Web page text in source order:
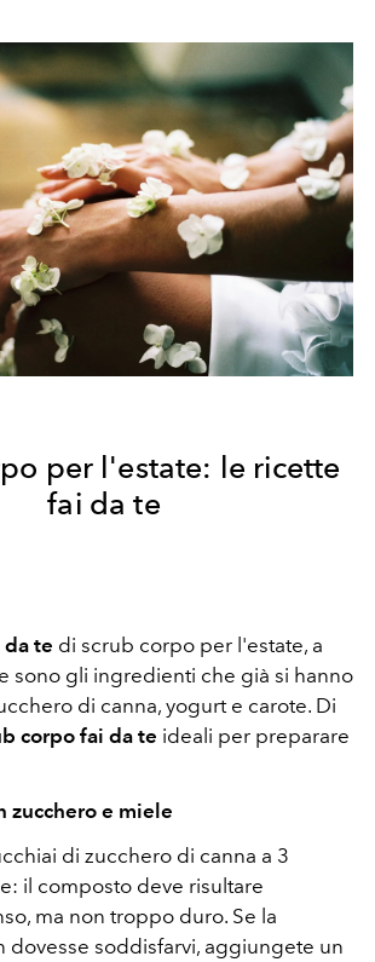
per l'estate: le ricette
fai da te
te di scrub corpo per l'estate, a
sono gli ingredienti che già si hanno
di canna, yogurt e carote. Di
corpo fai da te ideali per preparare
zucchero e miele
di zucchero di canna a 3
il composto deve risultare
ma non troppo duro. Se la
dovesse soddisfarvi, aggiungete un